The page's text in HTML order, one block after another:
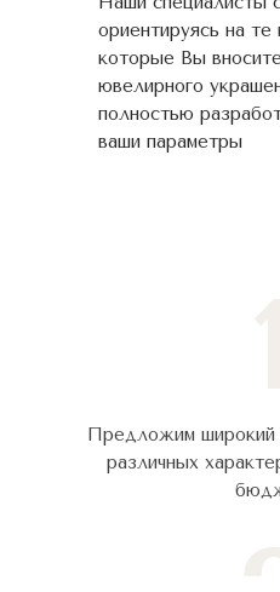
ориентируясь на те
которые Вы
ювелирного
полностью
ваши параметры
Предложим широкий
различных